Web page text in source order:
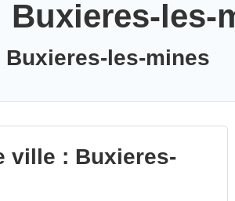
les-
les-mines
ville : Buxieres-